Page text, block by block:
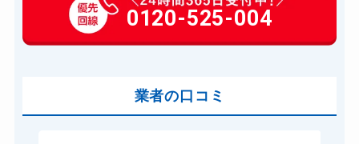
玄関カギ作成 14,300円～(税込)
玄関カギ交換 14,300円～(税込)
バイクカギ開け
0120-525-004
業者の口コミ